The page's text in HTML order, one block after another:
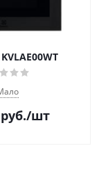
руб./шт